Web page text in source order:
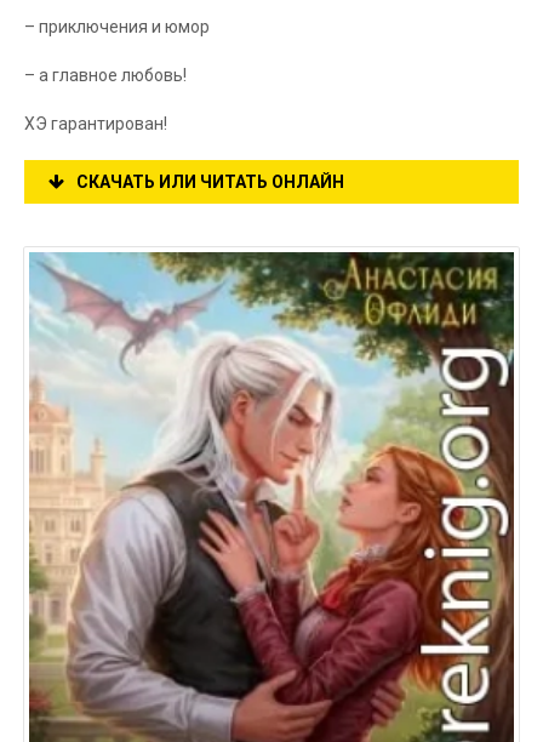
– приключения и юмор
– а главное любовь!
ХЭ гарантирован!
СКАЧАТЬ ИЛИ ЧИТАТЬ ОНЛАЙН